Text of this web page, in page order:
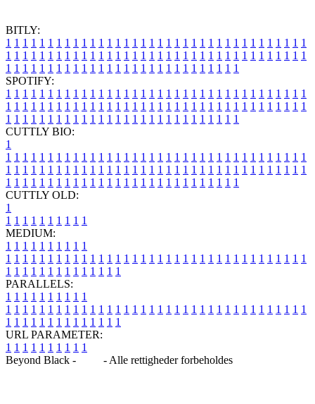
BITLY:
1 1 1 1 1 1 1 1 1 1 1 1 1 1 1 1 1 1 1 1 1 1 1 1 1 1 1 1 1 1 1 1 1 1 1 1
1 1 1 1 1 1 1 1 1 1 1 1 1 1 1 1 1 1 1 1 1 1 1 1 1 1 1 1 1 1 1 1 1 1 1 1
1 1 1 1 1 1 1 1 1 1 1 1 1 1 1 1 1 1 1 1 1 1 1 1 1 1 1 1
SPOTIFY:
1 1 1 1 1 1 1 1 1 1 1 1 1 1 1 1 1 1 1 1 1 1 1 1 1 1 1 1 1 1 1 1 1 1 1 1
1 1 1 1 1 1 1 1 1 1 1 1 1 1 1 1 1 1 1 1 1 1 1 1 1 1 1 1 1 1 1 1 1 1 1 1
1 1 1 1 1 1 1 1 1 1 1 1 1 1 1 1 1 1 1 1 1 1 1 1 1 1 1 1
CUTTLY BIO:
1
1 1 1 1 1 1 1 1 1 1 1 1 1 1 1 1 1 1 1 1 1 1 1 1 1 1 1 1 1 1 1 1 1 1 1 1
1 1 1 1 1 1 1 1 1 1 1 1 1 1 1 1 1 1 1 1 1 1 1 1 1 1 1 1 1 1 1 1 1 1 1 1
1 1 1 1 1 1 1 1 1 1 1 1 1 1 1 1 1 1 1 1 1 1 1 1 1 1 1 1
CUTTLY OLD:
1
1 1 1 1 1 1 1 1 1 1
MEDIUM:
1 1 1 1 1 1 1 1 1 1
1 1 1 1 1 1 1 1 1 1 1 1 1 1 1 1 1 1 1 1 1 1 1 1 1 1 1 1 1 1 1 1 1 1 1 1
1 1 1 1 1 1 1 1 1 1 1 1 1 1
PARALLELS:
1 1 1 1 1 1 1 1 1 1
1 1 1 1 1 1 1 1 1 1 1 1 1 1 1 1 1 1 1 1 1 1 1 1 1 1 1 1 1 1 1 1 1 1 1 1
1 1 1 1 1 1 1 1 1 1 1 1 1 1
URL PARAMETER:
1 1 1 1 1 1 1 1 1 1
Beyond Black -
- Alle rettigheder forbeholdes